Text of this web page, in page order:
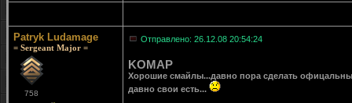
Patryk Ludamage
= Sergeant Major =
758
Отправлено: 26.12.08 20:54:24
KOMAP
Хорошие смайлы...давно пора сделать
давно свои есть...